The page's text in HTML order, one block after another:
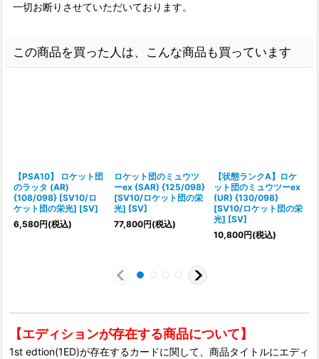
一切お断りさせていただいております。
この商品を買った人は、こんな商品も買っています
【PSA10】 ロケット団
のラッタ (AR)
{108/098} [SV10/ロ
ケット団の栄光] [SV]
6,580円(税込)
ロケット団のミュウツ
ーex (SAR) {125/098}
[SV10/ロケット団の栄
光] [SV]
77,800円(税込)
【状態ランクA】ロケ
ット団のミュウツーex
(UR) {130/098}
[SV10/ロケット団の栄
光] [SV]
10,800円(税込)
【エディションが存在する商品について】
1st edtion(1ED)が存在するカードに関して、商品タイトルにエディ